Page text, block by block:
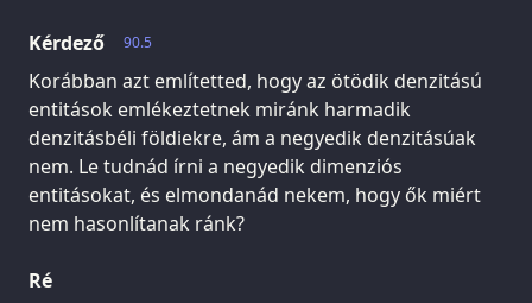
90.5
Kérdező
Korábban azt említetted, hogy az ötödik denzitású
entitások emlékeztetnek miránk harmadik
denzitásbéli földiekre, ám a negyedik denzitásúak
nem. Le tudnád írni a negyedik dimenziós
entitásokat, és elmondanád nekem, hogy ők miért
nem hasonlítanak ránk?
Ré